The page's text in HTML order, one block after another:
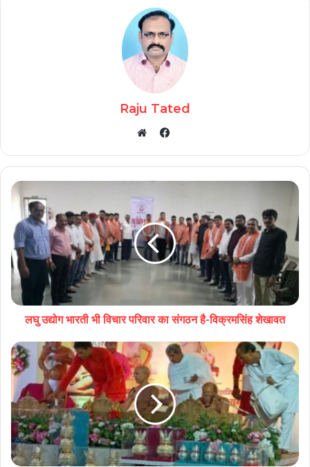
Raju Tated
Facebook
लघु उद्योग भारती भी विचार परिवार का संगठन है-विक्रमसिंह शेखावत